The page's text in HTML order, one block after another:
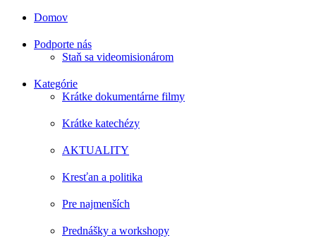
Domov
Podporte nás
Staň sa videomisionárom
Kategórie
Krátke dokumentárne filmy
Krátke katechézy
AKTUALITY
Kresťan a politika
Pre najmenších
Prednášky a workshopy